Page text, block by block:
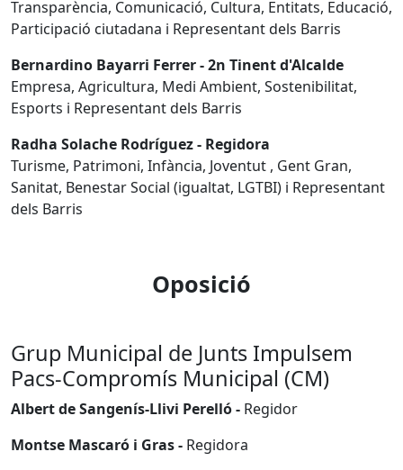
Transparència, Comunicació, Cultura, Entitats, Educació,
Participació ciutadana i Representant dels Barris
Bernardino Bayarri Ferrer - 2n Tinent d'Alcalde
Empresa, Agricultura, Medi Ambient, Sostenibilitat,
Esports i Representant dels Barris
Radha Solache Rodríguez - Regidora
Turisme, Patrimoni, Infància, Joventut , Gent Gran,
Sanitat, Benestar Social (igualtat, LGTBI) i Representant
dels Barris
Oposició
Grup Municipal de Junts Impulsem
Pacs-Compromís Municipal (CM)
Albert de Sangenís-Llivi Perelló - Regidor
Montse Mascaró i Gras - Regidora